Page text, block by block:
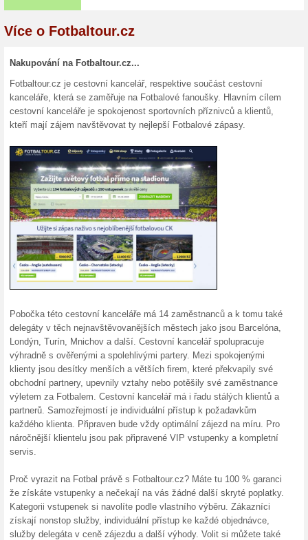
Dárkové poukazy na
67% fungovalo Akce
dárkový poukaz do obchodu
fotbalový zážitek.
Podobné slevy a
20 %
Nakupte